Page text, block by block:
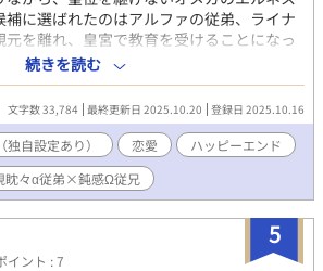
補に選ばれたのはアルファの従弟、ライナ
元を離れ、皇宮で教育を受けることになっ
ストは本当の弟のように可愛がり、ライナ
で慕っていた。 ライナスは成人の日に皇
スに伴侶ができたら、皇宮内の仕事を引き
にでも嫁ごうとエルネストは考えていた
婚を狙うα×狙われていることに気づか
性的描写はほぼありませんが、念のため
続きを読む
文字数 33,784 最終更新日 2025.10.20 登録日 2025.10.16
自設定あり） 恋愛
ハッピーエンド
眈々α従弟×鈍感Ω従兄
5
イント : 7